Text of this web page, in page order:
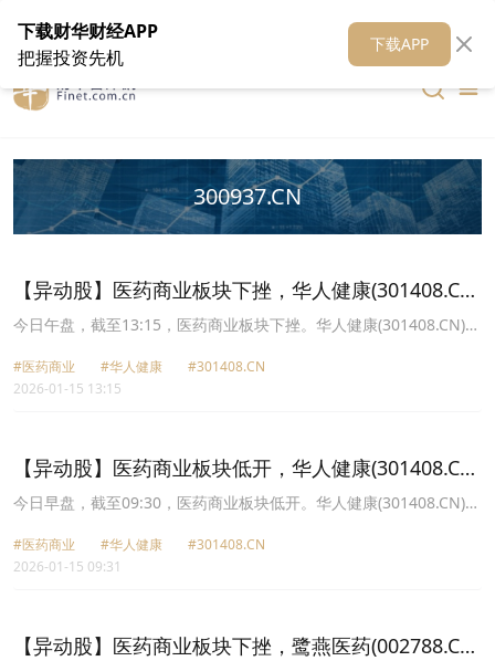
在线客服 关于我们 财华媒体矩阵 财华智库
300937.CN
【异动股】医药商业板块下挫，华人健康(301408.CN)
跌19.99%
今日午盘，截至13:15，医药商业板块下挫。华人健康(301408.CN)跌
易购(300937.CN)跌12.64%报37.04元，鹭燕医药(002788.CN)跌
10.00%报21.87元，合富中国(603122.CN)跌9.76%报18.5元，瑞康
#医药商业 #华人健康
#301408.CN
2026-01-15 13:15
【异动股】医药商业板块低开，华人健康(301408.CN)
跌11.76%
今日早盘，截至09:30，医药商业板块低开。华人健康(301408.CN)跌
医药(002788.CN)跌8.44%报22.25元，药易购(300937.CN)跌6.44%
报39.67元，瑞康医药(002589.CN)跌5.34%报3.72元，海王生物
#医药商业 #华人健康
#301408.CN
2026-01-15 09:31
【异动股】医药商业板块下挫，鹭燕医药(002788.CN)
下载财华财经APP
把握投资先机
下载APP